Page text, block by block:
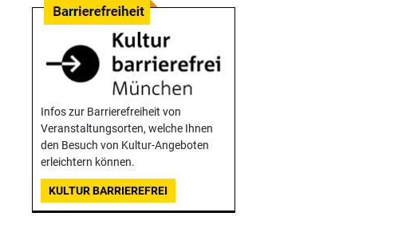
Infos zur Barrierefreiheit von
Veranstaltungsorten, welche Ihnen
den Besuch von Kultur-Angeboten
erleichtern können.
KULTUR BARRIEREFREI